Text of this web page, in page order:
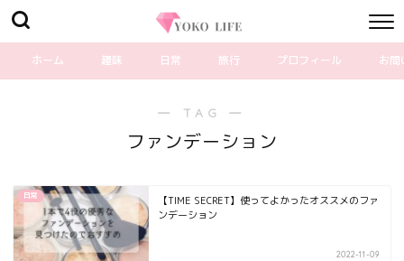
ホーム 趣味 日常 旅行 プロフィール お問
― TAG ―
ファンデーション
日常
【TIME SECRET】使ってよかったオススメのファ
ンデーション
2022-11-09